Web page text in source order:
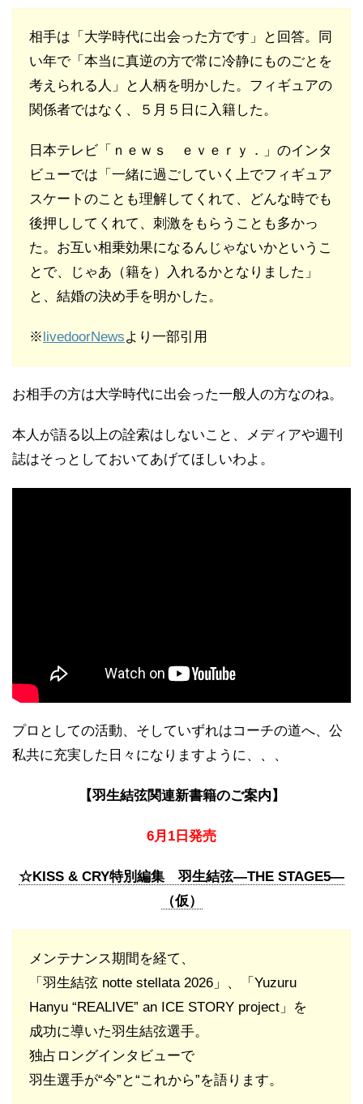
相手は「大学時代に出会った方です」と回答。同
い年で「本当に真逆の方で常に冷静にものごとを
考えられる人」と人柄を明かした。フィギュアの
関係者ではなく、５月５日に入籍した。
日本テレビ「ｎｅｗｓ ｅｖｅｒｙ．」のインタ
ビューでは「一緒に過ごしていく上でフィギュア
スケートのことも理解してくれて、どんな時でも
後押ししてくれて、刺激をもらうことも多かっ
た。お互い相乗効果になるんじゃないかというこ
とで、じゃあ（籍を）入れるかとなりました」
と、結婚の決め手を明かした。
※livedoorNewsより一部引用
お相手の方は大学時代に出会った一般人の方なのね。
本人が語る以上の詮索はしないこと、メディアや週刊
誌はそっとしておいてあげてほしいわよ。
プロとしての活動、そしていずれはコーチの道へ、公
私共に充実した日々になりますように、、、
【羽生結弦関連新書籍のご案内】
6月1日発売
☆KISS & CRY特別編集 羽生結弦―THE STAGE5―
（仮）
メンテナンス期間を経て、
「羽生結弦 notte stellata 2026」、「Yuzuru
Hanyu “REALIVE” an ICE STORY project」を
成功に導いた羽生結弦選手。
独占ロングインタビューで
羽生選手が“今”と“これから”を語ります。